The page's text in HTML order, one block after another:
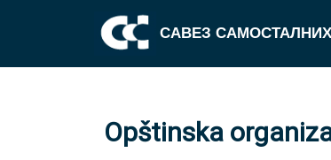
САВЕЗ
Opštinska